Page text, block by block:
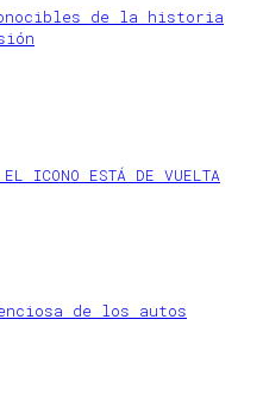
de la historia
ICONO ESTÁ DE VUELTA
de los autos